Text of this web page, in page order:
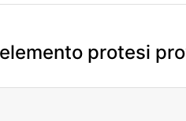
protesi